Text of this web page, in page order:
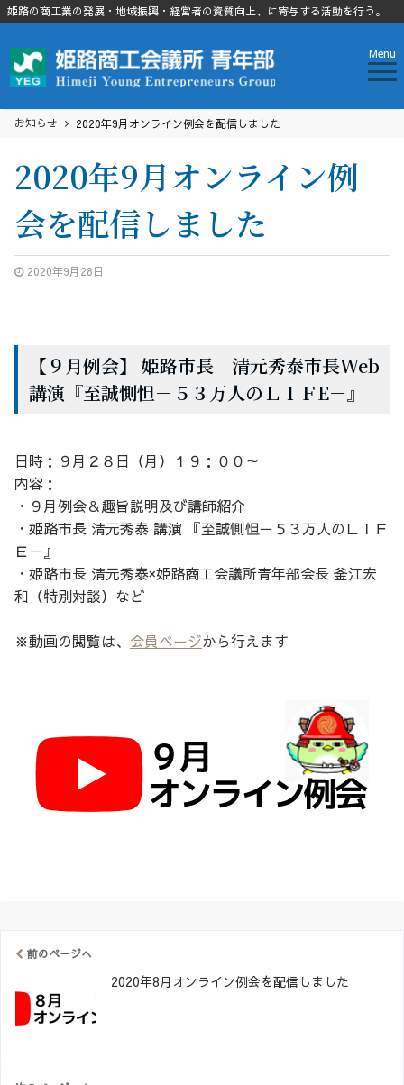
姫路の商工業の発展・地域振興・経営者の資質向上、に寄与する活動を行う。
Menu
お知らせ 2020年9月オンライン例会を配信しました
2020年9月オンライン例
会を配信しました
2020年9月28日
【９月例会】 姫路市長 清元秀泰市長Web
講演『至誠惻怛－５３万人のＬＩＦE－』
日時：９月２８日（月）１９：００～
内容：
・９月例会＆趣旨説明及び講師紹介
・姫路市長 清元秀泰 講演 『至誠惻怛－５３万人のＬＩＦ
Ｅ－』
・姫路市長 清元秀泰×姫路商工会議所青年部会長 釜江宏
和（特別対談）など
※動画の閲覧は、 会員ページから行えます
前のページへ
2020年8月オンライン例会を配信しました